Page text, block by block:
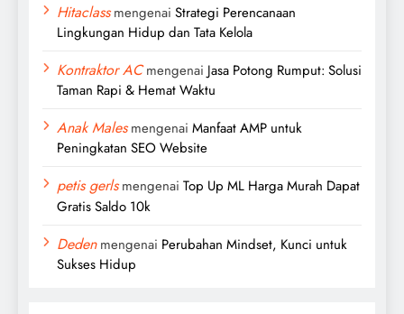
Hitaclassmengenai Strategi Perencanaan
Lingkungan Hidup dan Tata Kelola
Kontraktor ACmengenai Jasa Potong Rumput: Solusi
Taman Rapi & Hemat Waktu
Anak Malesmengenai Manfaat AMP untuk
Peningkatan SEO Website
petis gerlsmengenai Top Up ML Harga Murah Dapat
Gratis Saldo 10k
Dedenmengenai Perubahan Mindset, Kunci untuk
Sukses Hidup